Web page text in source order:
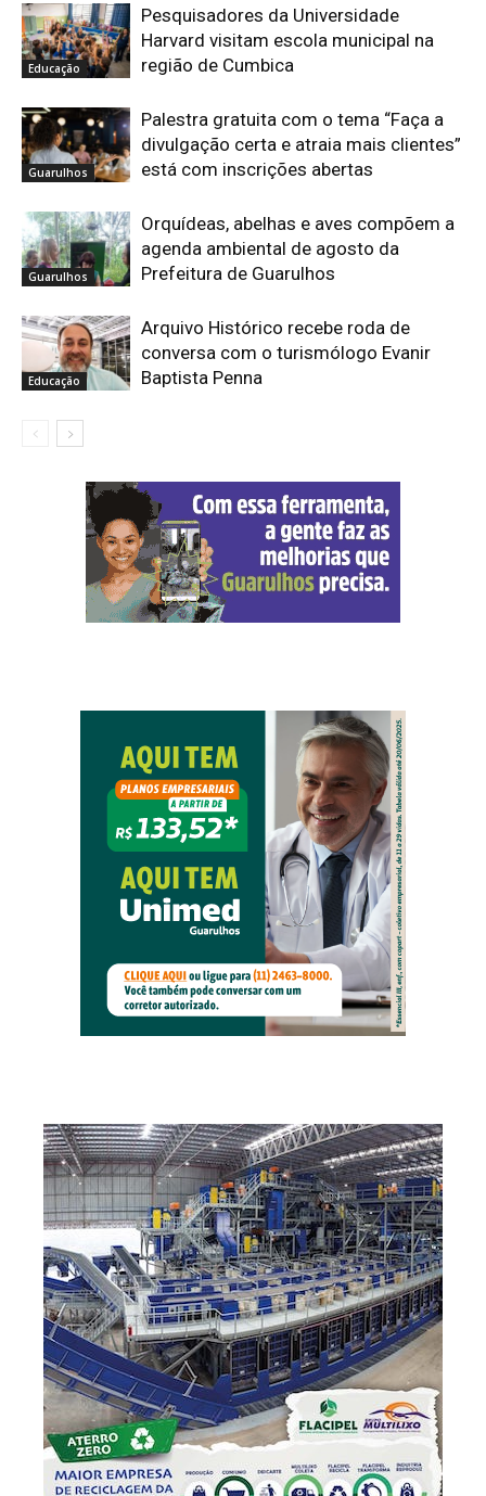
Educação
Pesquisadores da Universidade
Harvard visitam escola municipal na
região de Cumbica
Guarulhos
Palestra gratuita com o tema “Faça a
divulgação certa e atraia mais clientes”
está com inscrições abertas
Guarulhos
Orquídeas, abelhas e aves compõem a
agenda ambiental de agosto da
Prefeitura de Guarulhos
Educação
Arquivo Histórico recebe roda de
conversa com o turismólogo Evanir
Baptista Penna